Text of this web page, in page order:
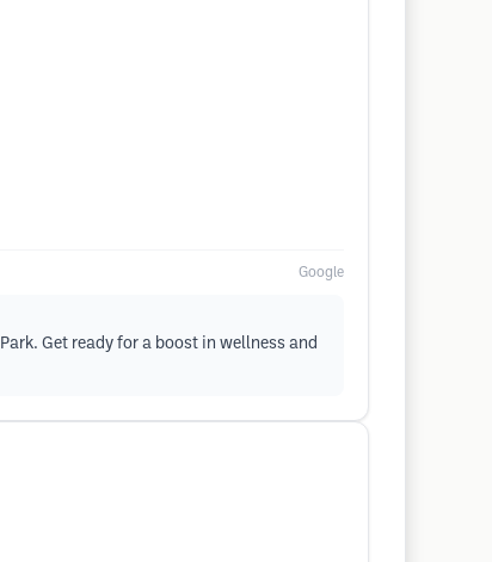
Google
Get ready for a boost in wellness and